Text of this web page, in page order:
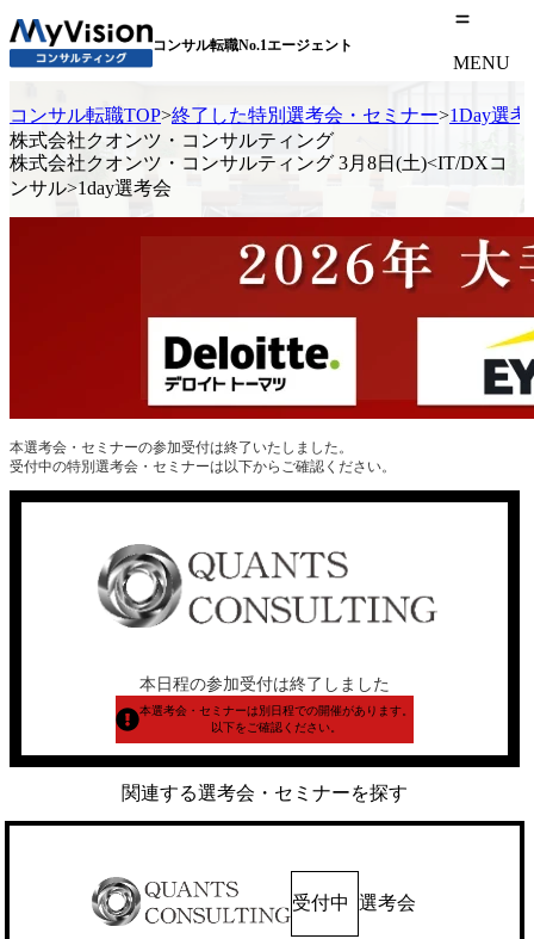
コンサル転職No.1エージェント
MENU
コンサル転職TOP>終了した特別選考会・セミナー>1Day選考
株式会社クオンツ・コンサルティング
株式会社クオンツ・コンサルティング 3月8日(土)<IT/DXコ
ンサル>1day選考会
本選考会・セミナーの参加受付は終了いたしました。
受付中の特別選考会・セミナーは以下からご確認ください。
本日程の参加受付は終了しました
本選考会・セミナーは別日程での開催があります。
以下をご確認ください。
関連する選考会・セミナーを探す
受付中 選考会